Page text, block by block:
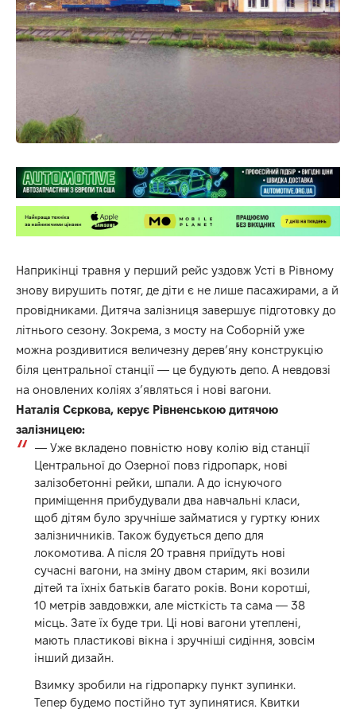
Наприкінці травня у перший рейс уздовж Усті в Рівному
знову вирушить потяг, де діти є не лише пасажирами, а й
провідниками. Дитяча залізниця завершує підготовку до
літнього сезону. Зокрема, з мосту на Соборній уже
можна роздивитися величезну дерев’яну конструкцію
біля центральної станції — це будують депо. А невдовзі
на оновлених коліях з’являться і нові вагони.
Наталія Сєркова, керує Рівненською дитячою
залізницею:
— Уже вкладено повністю нову колію від станції
Центральної до Озерної повз гідропарк, нові
залізобетонні рейки, шпали. А до існуючого
приміщення прибудували два навчальні класи,
щоб дітям було зручніше займатися у гуртку юних
залізничників. Також будується депо для
локомотива. А після 20 травня приїдуть нові
сучасні вагони, на зміну двом старим, які возили
дітей та їхніх батьків багато років. Вони коротші,
10 метрів завдовжки, але місткість та сама — 38
місць. Зате їх буде три. Ці нові вагони утеплені,
мають пластикові вікна і зручніші сидіння, зовсім
інший дизайн.
Взимку зробили на гідропарку пункт зупинки.
Тепер будемо постійно тут зупинятися. Квитки